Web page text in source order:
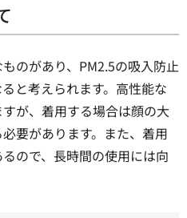
のがあり、PM2.5の吸入防止
と考えられます。高性能な
が、着用する場合は顔の大
要があります。また、着用
ので、長時間の使用には向